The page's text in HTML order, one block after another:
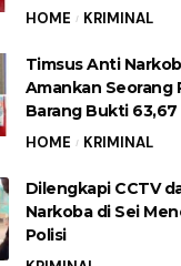
HOME KRIMINAL
Timsus Anti
Amankan Seorang
Barang Bukti 63,67
HOME KRIMINAL
Dilengkapi CCTV
Narkoba di Sei
Polisi